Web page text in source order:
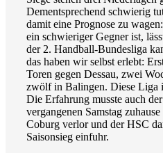
Dementsprechend schwierig
damit eine Prognose zu
ein schwieriger Gegner ist,
der 2. Handball-Bundesliga
das haben wir selbst erlebt:
Toren gegen Dessau, zwei
zwölf in Balingen. Diese Liga
Die Erfahrung musste auch
vergangenen Samstag
Coburg verlor und der HSC
Saisonsieg einfuhr.